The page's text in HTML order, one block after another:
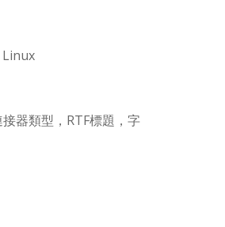
Linux
器類型，RTF標題，字